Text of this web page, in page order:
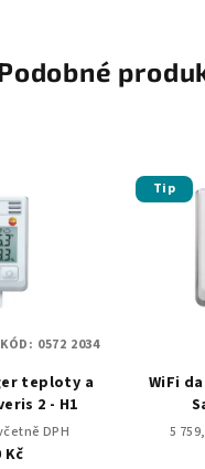
teploty a
2 - H1
DPH
Kč
KÓD: 0572 2034
Tip
WiFi
5